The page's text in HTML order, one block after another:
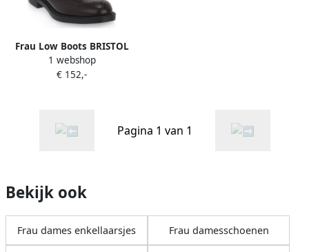
Frau Low Boots BRISTOL
MULBERRY
1 webshop
€ 152,-
Pagina 1 van 1
Bekijk ook
Frau dames enkellaarsjes Frau damesschoenen